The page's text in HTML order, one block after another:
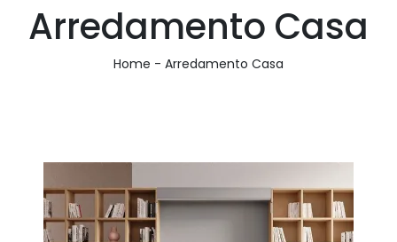
Arredamento Casa
Home - Arredamento Casa